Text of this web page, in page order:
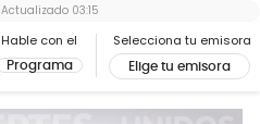
Hable con el
Programa
Selecciona tu emisora
Elige tu emisora
Actualizado 03:15